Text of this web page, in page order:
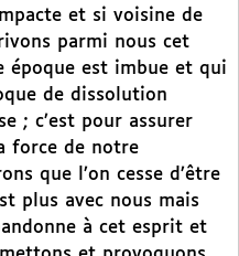
et si voisine de
parmi nous cet
est imbue et qui
de dissolution
; c’est pour assurer
force de notre
que l’on cesse d’être
plus avec nous mais
à cet esprit et